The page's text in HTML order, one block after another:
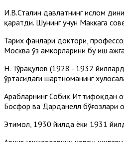
И.В.Сталин давлатнинг ислом
қаратди. Шунинг учун Маккага
Тарих фанлари доктори,
Москва ўз ҳамкорларини бу иш
Н. Тўрақулов (1928 - 1932
ўртасидаги шартноманинг
Арабларнинг Собиқ Иттифоқдан
Босфор ва Дарданелл бўғозлари
Эҳтимол, 1930 йилда ёки 1931